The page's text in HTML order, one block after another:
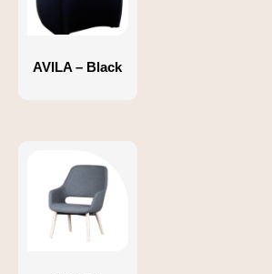
AVILA – Black